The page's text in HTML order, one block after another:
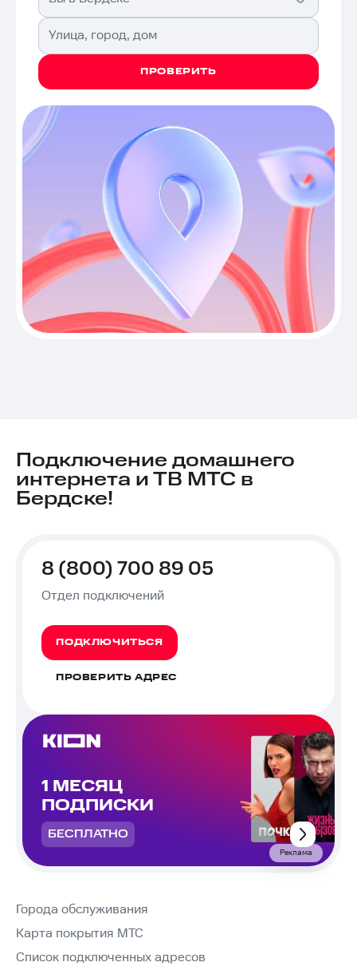
Улица, город, дом
ПРОВЕРИТЬ
Подключение домашнего
интернета и ТВ МТС в
Бердске!
8 (800) 700 89 05
Отдел подключений
ПОДКЛЮЧИТЬСЯ
ПРОВЕРИТЬ АДРЕС
1 МЕСЯЦ
ПОДПИСКИ
БЕСПЛАТНО
Реклама
Города обслуживания
Карта покрытия МТС
Список подключенных адресов